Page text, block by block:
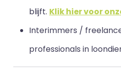
blijft. Klik hier voor
Interimmers /
professionals in